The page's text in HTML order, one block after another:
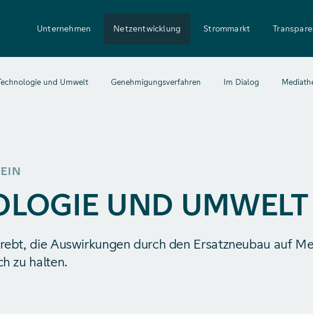
Unternehmen Netzentwicklung Strommarkt
und Umwelt Genehmigungsverfahren Im Dialog
UND UMWELT
die Auswirkungen durch den Ersatzneubau auf
zu halten.